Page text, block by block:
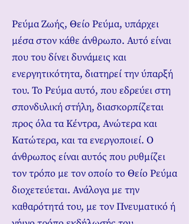
Ρεύμα Ζωής, Θείο Ρεύμα, υπάρχει
μέσα στον κάθε άνθρωπο. Αυτό είναι
που του δίνει δυνάμεις και
ενεργητικότητα, διατηρεί την ύπαρξή
του. Το Ρεύμα αυτό, που εδρεύει στη
σπονδυλική στήλη, διασκορπίζεται
προς όλα τα Κέντρα, Ανώτερα και
Κατώτερα, και τα ενεργοποιεί. Ο
άνθρωπος είναι αυτός που ρυθμίζει
τον τρόπο με τον οποίο το Θείο Ρεύμα
διοχετεύεται. Ανάλογα με την
καθαρότητά του, με τον Πνευματικό ή